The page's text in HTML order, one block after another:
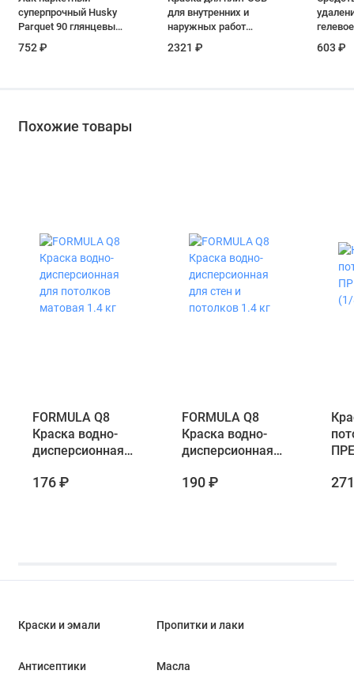
суперпрочный Husky
Parquet 90 глянцевый
0.9 кг
752 ₽
для внутренних и
наружных работ
Prosept TopTex 7 кг
2321 ₽ 603 ₽
Похожие товары
FORMULA Q8
Краска водно-
дисперсионная
матовая 1.4 кг
176 ₽
FORMULA Q8
Краска водно-
дисперсионная
потолков 1.4 кг
190 ₽
Краски и эмали Пропитки и лаки
Антисептики Масла